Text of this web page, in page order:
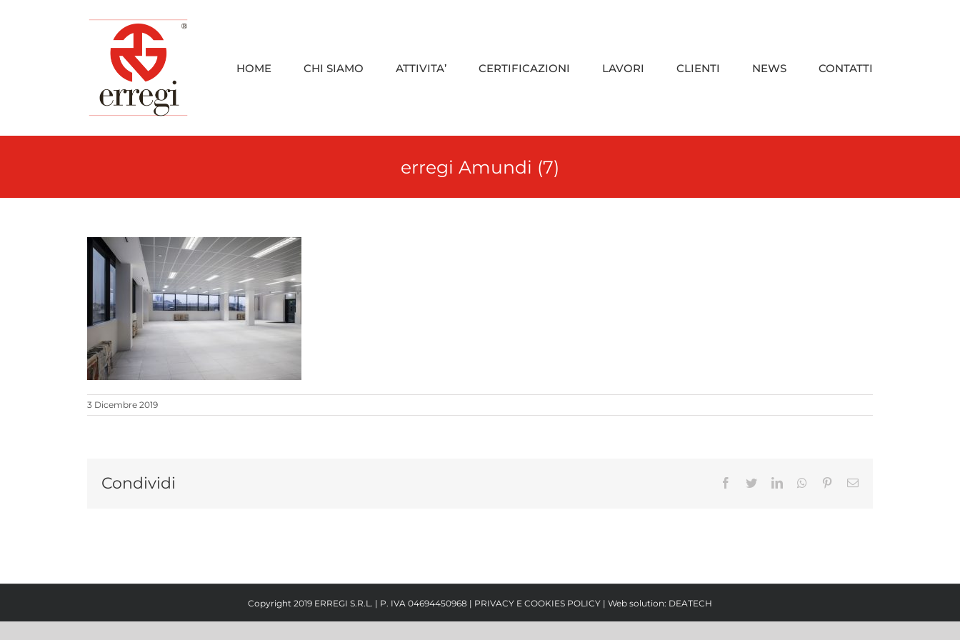
HOME
CHI SIAMO ATTIVITA’ CERTIFICAZIONI LAVORI CLIENTI NEWS CONTATTI
erregi Amundi (7)
3 Dicembre 2019
Condividi Facebook
TwitterLinkedInWhatsappPinterestEmail
Copyright 2019 ERREGI S.R.L. | P. IVA 04694450968 | PRIVACY E COOKIES POLICY | Web solution: DEATECH